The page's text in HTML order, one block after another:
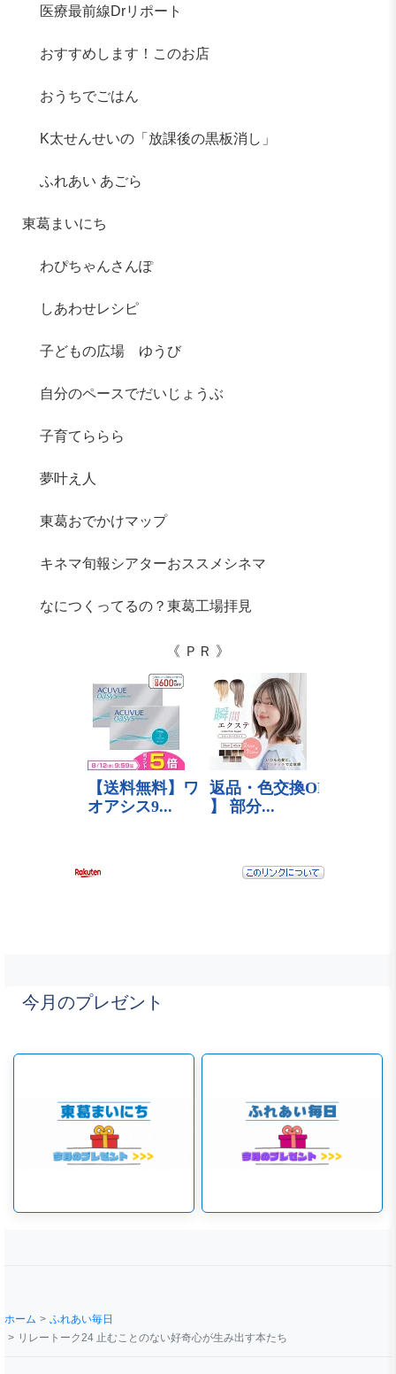
医療最前線Drリポート
おすすめします！このお店
おうちでごはん
K太せんせいの「放課後の黒板消し」
ふれあい あごら
東葛まいにち
わぴちゃんさんぽ
しあわせレシピ
子どもの広場 ゆうび
自分のペースでだいじょうぶ
子育てららら
夢叶え人
東葛おでかけマップ
キネマ旬報シアターおススメシネマ
なにつくってるの？東葛工場拝見
《 ＰＲ 》
今月のプレゼント
ホーム
ふれあい毎日
リレートーク24 止むことのない好奇心が生み出す本たち